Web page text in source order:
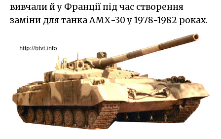
вивчали й у Франції під час створення
заміни для танка АМХ-30 у 1978-1982 роках.